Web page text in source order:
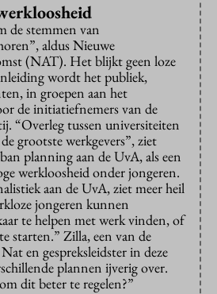
de stemmen van
aldus Nieuwe
(NAT). Het blijkt geen loze
wordt het publiek,
in groepen aan het
de initiatiefnemers van de
“Overleg tussen universiteiten
grootste werkgevers”, ziet
planning aan de UvA, als een
werkloosheid onder jongeren.
aan de UvA, ziet meer heil
jongeren kunnen
te helpen met werk vinden, of
starten.” Zilla, een van de
en gespreksleidster in deze
plannen ijverig over.
dit beter te regelen?”